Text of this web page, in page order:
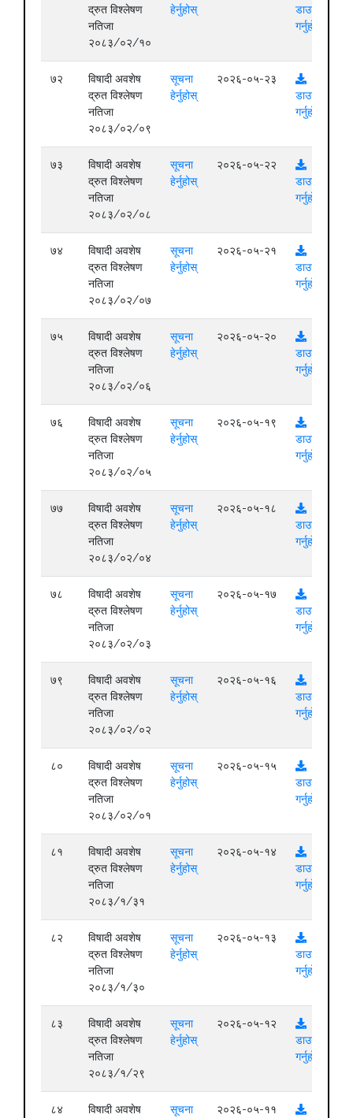
द्रुत विश्लेषण
नतिजा
२०८३/०२/१०
हेर्नुहोस्
डाउनलोड
गर्नुहोस्
७२
विषादी अवशेष
द्रुत विश्लेषण
नतिजा
२०८३/०२/०९
सूचना
हेर्नुहोस्
२०२६-०५-२३
डाउनलोड
गर्नुहोस्
७३
विषादी अवशेष
द्रुत विश्लेषण
नतिजा
२०८३/०२/०८
सूचना
हेर्नुहोस्
२०२६-०५-२२
डाउनलोड
गर्नुहोस्
७४
विषादी अवशेष
द्रुत विश्लेषण
नतिजा
२०८३/०२/०७
सूचना
हेर्नुहोस्
२०२६-०५-२१
डाउनलोड
गर्नुहोस्
७५
विषादी अवशेष
द्रुत विश्लेषण
नतिजा
२०८३/०२/०६
सूचना
हेर्नुहोस्
२०२६-०५-२०
डाउनलोड
गर्नुहोस्
७६
विषादी अवशेष
द्रुत विश्लेषण
नतिजा
२०८३/०२/०५
सूचना
हेर्नुहोस्
२०२६-०५-१९
डाउनलोड
गर्नुहोस्
७७
विषादी अवशेष
द्रुत विश्लेषण
नतिजा
२०८३/०२/०४
सूचना
हेर्नुहोस्
२०२६-०५-१८
डाउनलोड
गर्नुहोस्
७८
विषादी अवशेष
द्रुत विश्लेषण
नतिजा
२०८३/०२/०३
सूचना
हेर्नुहोस्
२०२६-०५-१७
डाउनलोड
गर्नुहोस्
७९
विषादी अवशेष
द्रुत विश्लेषण
नतिजा
२०८३/०२/०२
सूचना
हेर्नुहोस्
२०२६-०५-१६
डाउनलोड
गर्नुहोस्
८०
विषादी अवशेष
द्रुत विश्लेषण
नतिजा
२०८३/०२/०१
सूचना
हेर्नुहोस्
२०२६-०५-१५
डाउनलोड
गर्नुहोस्
८१
विषादी अवशेष
द्रुत विश्लेषण
नतिजा
२०८३/१/३१
सूचना
हेर्नुहोस्
२०२६-०५-१४
डाउनलोड
गर्नुहोस्
८२
विषादी अवशेष
द्रुत विश्लेषण
नतिजा
२०८३/१/३०
सूचना
हेर्नुहोस्
२०२६-०५-१३
डाउनलोड
गर्नुहोस्
८३
विषादी अवशेष
द्रुत विश्लेषण
नतिजा
२०८३/१/२९
सूचना
हेर्नुहोस्
२०२६-०५-१२
डाउनलोड
गर्नुहोस्
८४ विषादी अवशेष सूचना २०२६-०५-११